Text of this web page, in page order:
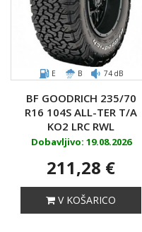
E B 74 dB
BF GOODRICH 235/70
R16 104S ALL-TER T/A
KO2 LRC RWL
Dobavljivo: 19.08.2026
211,28 €
V KOŠARICO